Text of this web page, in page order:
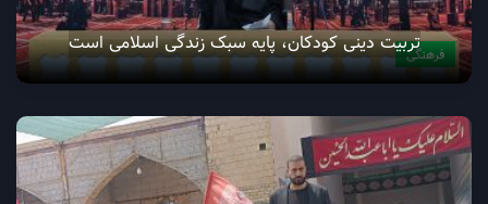
فرهنگیتربیت دینی کودکان، پایه سبک زندگی اسلامی است